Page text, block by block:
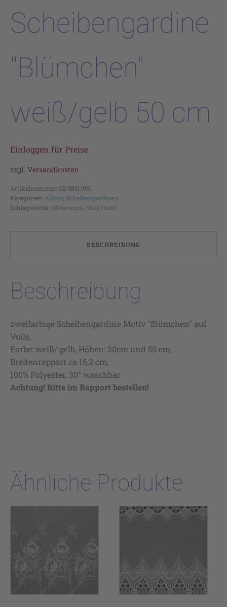
Scheibengardine
"Blümchen"
weiß/gelb 50 cm
Einloggen für Preise
zzgl. Versandkosten
Artikelnummer: 92/3851/050
Kategorien: Allzeit Scheibengardinen
Schlagwörter: Meterware StickTextil
BESCHREIBUNG
Beschreibung
zweifarbige Scheibengardine Motiv "Blümchen" auf
Voile,
Farbe: weiß/ gelb, Höhen: 30cm und 50 cm,
Breitenrapport ca 16,2 cm,
100% Polyester, 30° waschbar
Achtung! Bitte im Rapport bestellen!
Ähnliche Produkte